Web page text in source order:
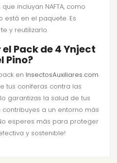
incluyan NAFTA, como
está en el paquete. Es
y reutilizarlo.
Pack de 4 Ynject
Pino?
en InsectosAuxiliares.com
tus coníferas contra las
garantizas la salud de tus
a un entorno más
esperes más para proteger
y sostenible!